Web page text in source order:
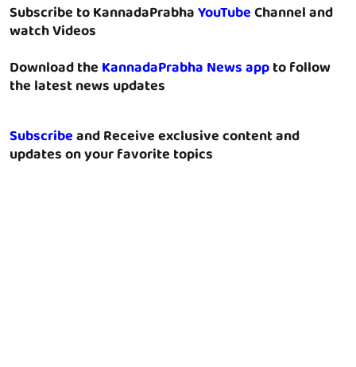
Subscribe to KannadaPrabhaYouTubeChannel and
watch Videos
Download theKannadaPrabha News appto follow
the latest news updates
Subscribeand Receive exclusive content and
updates on your favorite topics